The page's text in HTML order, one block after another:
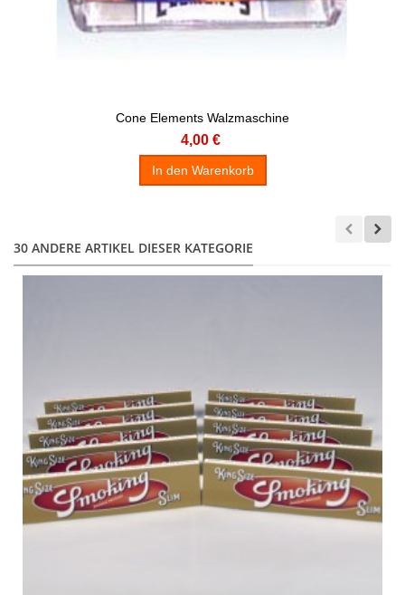
Cone Elements Walzmaschine
4,00 €
In den Warenkorb
30 ANDERE ARTIKEL DIESER KATEGORIE